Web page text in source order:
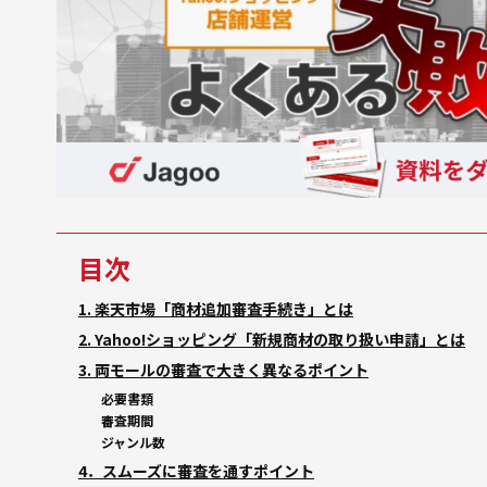
目次
1. 楽天市場「商材追加審査手続き」とは
2. Yahoo!ショッピング「新規商材の取り扱い申請」とは
3. 両モールの審査で大きく異なるポイント
必要書類
審査期間
ジャンル数
4．スムーズに審査を通すポイント